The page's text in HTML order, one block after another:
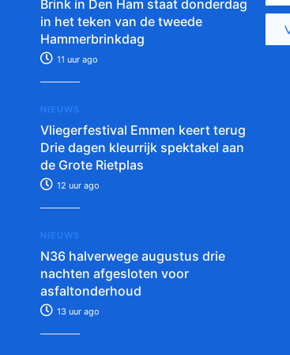
Brink in Den Ham staat donderdag
in het teken van de tweede
Hammerbrinkdag
11 uur ago
NIEUWS
Vliegerfestival Emmen keert terug
Drie dagen kleurrijk spektakel aan
de Grote Rietplas
12 uur ago
NIEUWS
N36 halverwege augustus drie
nachten afgesloten voor
asfaltonderhoud
13 uur ago